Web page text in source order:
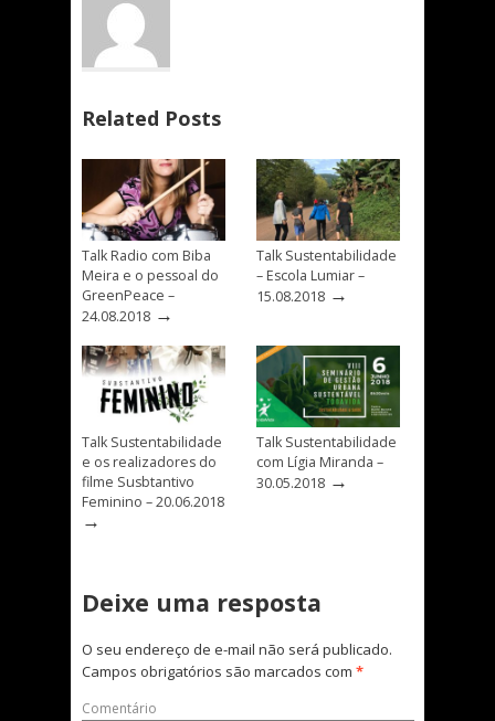
Related Posts
Talk Radio com Biba
Meira e o pessoal do
GreenPeace –
24.08.2018 →
Talk Sustentabilidade
– Escola Lumiar –
15.08.2018 →
Talk Sustentabilidade
e os realizadores do
filme Susbtantivo
Feminino – 20.06.2018
→
Talk Sustentabilidade
com Lígia Miranda –
30.05.2018 →
Deixe uma resposta
O seu endereço de e-mail não será publicado.
Campos obrigatórios são marcados com *
Comentário